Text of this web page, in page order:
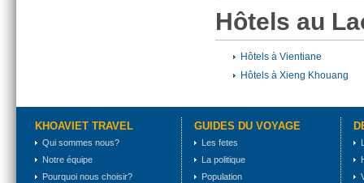
Hôtels au
Hôtels à Vientiane
Hôtels à Xieng Khouang
KHOAVIET TRAVEL
Qui sommes nous?
Notre équipe
Pourquoi nous choisir?
GUIDES DU VOYAGE
Les fetes
La politique
Population